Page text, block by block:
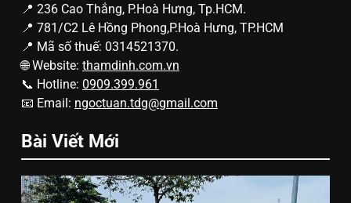
📍 236 Cao Thắng, P.Hoà Hưng, Tp.HCM.
📍 781/C2 Lê Hồng Phong,P.Hoà Hưng, TP.HCM
📍 Mã số thuế: 0314521370.
🌐 Website: thamdinh.com.vn
📞 Hotline: 0909.399.961
📧 Email: ngoctuan.tdg@gmail.com
Bài Viết Mới